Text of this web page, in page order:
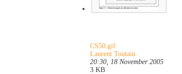
CS50.gif
Laurent Toutain
20:30, 18 November 2005
3 KB